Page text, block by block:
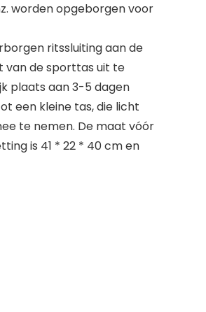
worden opgeborgen voor
ritssluiting aan de
van de sporttas uit te
plaats aan 3-5 dagen
een kleine tas, die licht
te nemen. De maat vóór
is 41 * 22 * ​​40 cm en